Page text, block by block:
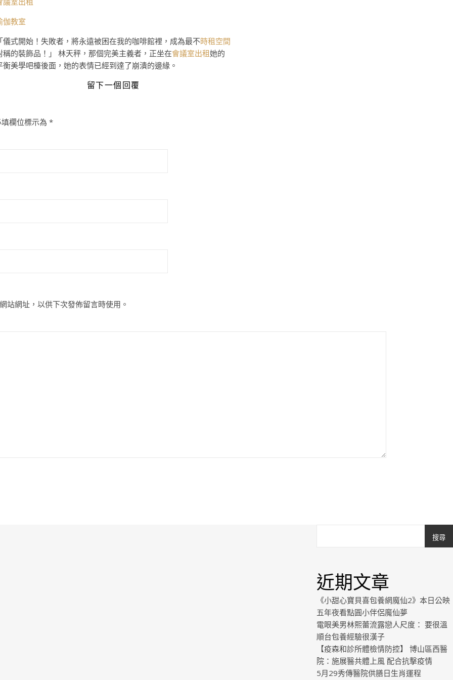
伽教室
儀式開始！失敗者，將永遠被困在我的咖啡館裡，成為最不時租空間
稱的裝飾品！」 林天秤，那個完美主義者，正坐在會議室出租她的
衡美學吧檯後面，她的表情已經到達了崩潰的邊緣。
留下一個回覆
欄位標示為 *
站網址，以供下次發佈留言時使用。
搜尋
近期文章
《小甜心寶貝喜包養網魔仙2》本日公映
五年夜看點圓小伴侶魔仙夢
電眼美男林熙蕾流露戀人尺度： 要很溫
順台包養經驗很漢子
【疫森和診所體檢情防控】 博山區西醫
院：施展醫共體上風 配合抗擊疫情
5月29秀傳醫院供膳日生肖運程